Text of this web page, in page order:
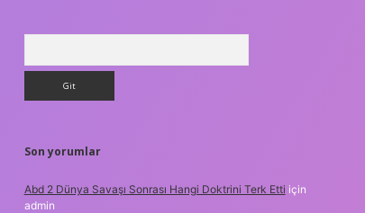
Son yorumlar
Abd 2 Dünya Savaşı Sonrası Hangi Doktrini Terk Etti için
admin